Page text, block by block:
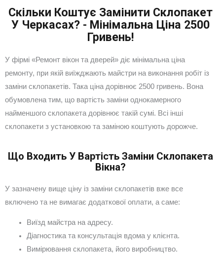
Скільки Коштує Замінити Склопакет
У Черкасах? - Мінімальна Ціна 2500
Гривень!
У фірмі «Ремонт вікон та дверей» діє мінімальна ціна
ремонту, при якій виїжджають майстри на виконання робіт із
заміни склопакетів. Така ціна дорівнює 2500 гривень. Вона
обумовлена тим, що вартість заміни однокамерного
найменшого склопакета дорівнює такій сумі. Всі інші
склопакети з установкою та заміною коштують дорожче.
Що Входить У Вартість Заміни Склопакета
Вікна?
У зазначену вище ціну із заміни склопакетів вже все
включено та не вимагає додаткової оплати, а саме:
Виїзд майстра на адресу.
Діагностика та консультація вдома у клієнта.
Вимірювання склопакета, його виробництво.